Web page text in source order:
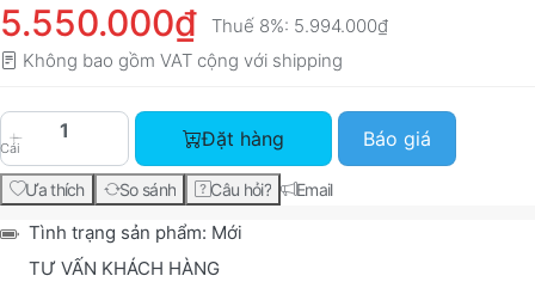
5.550.000₫ Thuế 8%: 5.994.000₫
Không bao gồm VAT cộng với shipping
Cái
Máy In Brother Đa Năng In Phun Màu DCP
Đặt hàng Báo giá
Ưa thích So sánh Câu hỏi? Email
Tình trạng sản phẩm: Mới
TƯ VẤN KHÁCH HÀNG